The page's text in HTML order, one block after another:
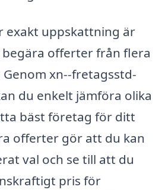
exakt uppskattning är
offerter från flera
xn--fretagsstd-
du enkelt jämföra olika
bäst företag för ditt
offerter gör att du kan
val och se till att du
pris för